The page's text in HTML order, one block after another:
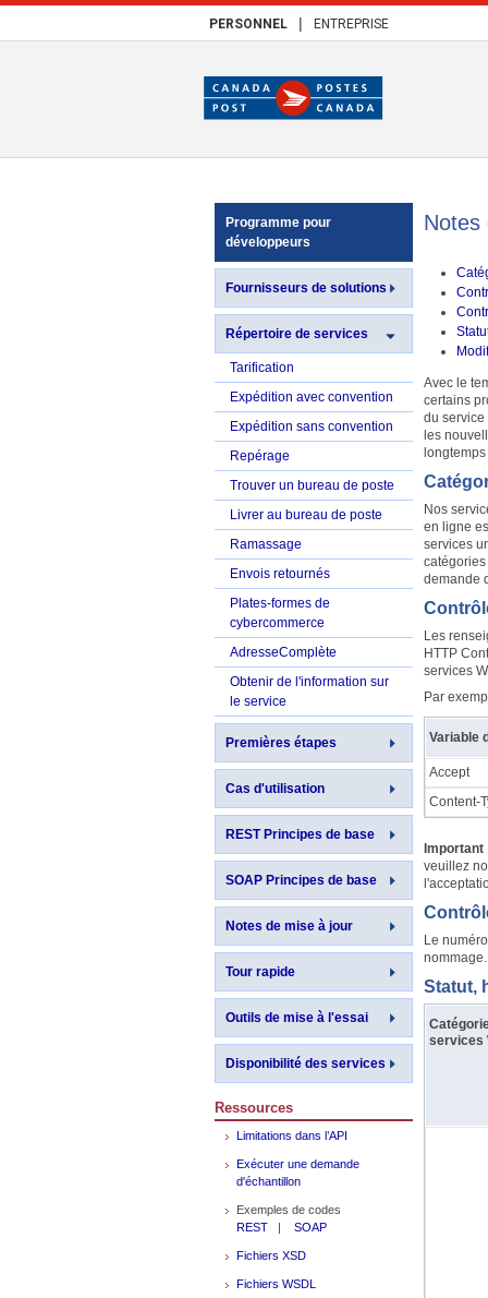
PERSONNEL | ENTREPRISE
Programme pour
développeurs
Fournisseurs de solutions
Répertoire de services
Tarification
Expédition avec convention
Expédition sans convention
Repérage
Trouver un bureau de poste
Livrer au bureau de poste
Ramassage
Envois retournés
Plates-formes de
cybercommerce
AdresseComplète
Obtenir de l'information sur
le service
Premières étapes
Cas d'utilisation
REST Principes de base
SOAP Principes de base
Notes de mise à jour
Tour rapide
Outils de mise à l'essai
Disponibilité des services
Ressources
Limitations dans l’API
Exécuter une demande
d'échantillon
Exemples de codes
REST | SOAP
Fichiers XSD
Fichiers WSDL
Notes
Avec le
certains
du service
les
Nos
en ligne
services
demande
Les
HTTP
services
Par
Variable
Accept
Content-
Important
veuillez
Le
Statut,
services